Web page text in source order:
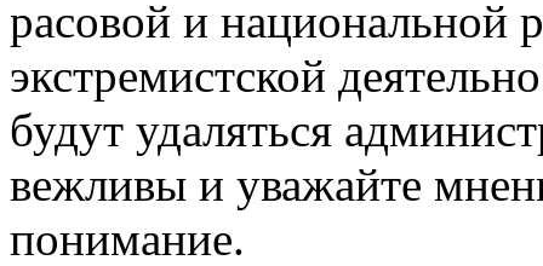
расовой и национальной
экстремистской
будут удаляться
вежливы и уважайте
понимание.